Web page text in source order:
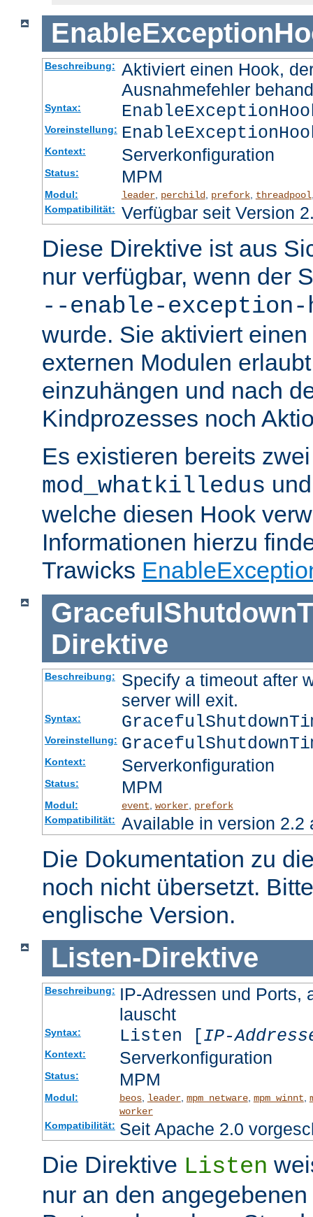
Beschreibung:
Aktiviert einen Hook,
Ausnahmefehler
Syntax:
Voreinstellung:
Kontext: Serverkonfiguration
Status: MPM
Modul: leader, perchild, prefork, threadpool
Kompatibilität:
Verfügbar seit Version
Diese Direktive ist aus
nur verfügbar, wenn der
--enable-exception-
wurde. Sie aktiviert
externen Modulen
einzuhängen und nach
Kindprozesses noch
Es existieren bereits
mod_whatkilledus
welche diesen Hook
Informationen hierzu
Trawicks
Direktive
Beschreibung:
Specify a timeout after
server will exit.
Syntax:
Voreinstellung:
Kontext: Serverkonfiguration
Status: MPM
Modul: event, worker, prefork
Kompatibilität:
Available in version 2.2
Die Dokumentation zu
noch nicht übersetzt.
englische Version.
Listen-Direktive
Beschreibung: IP-Adressen und Ports,
lauscht
Syntax: Listen [IP-
Kontext: Serverkonfiguration
Status: MPM
Modul: beos, leader, mpm_netware, mpm_winnt
worker
Kompatibilität: Seit Apache 2.0
Die Direktive Listen
nur an den